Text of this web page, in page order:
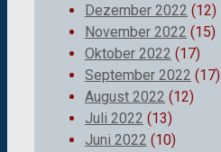
Dezember 2022 (12)
November 2022 (15)
Oktober 2022 (17)
September 2022 (17)
August 2022 (12)
Juli 2022 (13)
Juni 2022 (10)